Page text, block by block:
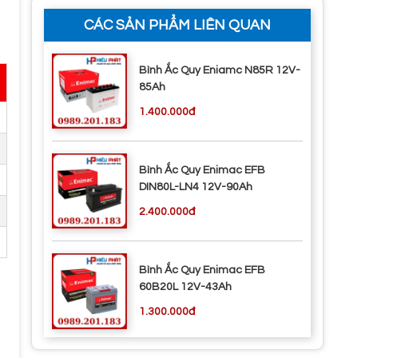
CÁC SẢN PHẨM LIÊN QUAN
Bình Ắc Quy Eniamc N85R 12V-
85Ah
1.400.000đ
Bình Ắc Quy Enimac EFB
DIN80L-LN4 12V-90Ah
2.400.000đ
Bình Ắc Quy Enimac EFB
60B20L 12V-43Ah
1.300.000đ